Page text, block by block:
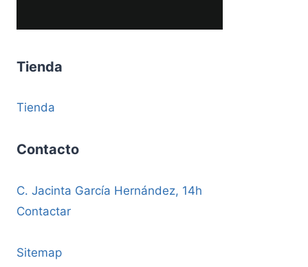
Tienda
Tienda
Contacto
C. Jacinta García Hernández, 14h
Contactar
Sitemap